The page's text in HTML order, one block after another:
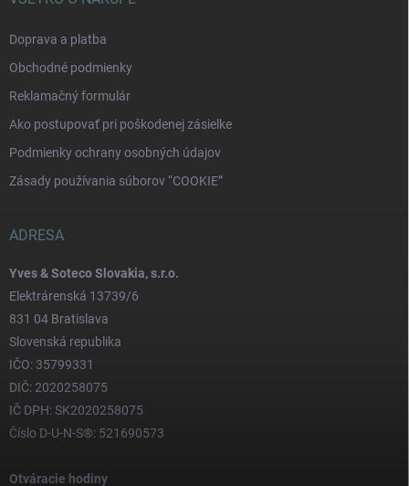
Doprava a platba
Obchodné podmienky
Reklamačný formulár
Ako postupovať pri poškodenej zásielke
Podmienky ochrany osobných údajov
Zásady používania súborov “COOKIE”
ADRESA
Yves & Soteco Slovakia, s.r.o.
Elektrárenská 13739/6
831 04 Bratislava
Slovenská republika
IČO: 35799331
DIČ: 2020258075
IČ DPH: SK2020258075
Číslo D-U-N-S®: 521690573
Otváracie hodiny